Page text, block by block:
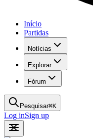
Início
Partidas
Notícias
Explorar
Fórum
Pesquisar⌘K
Log inSign up